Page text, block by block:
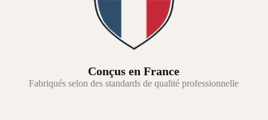
Conçus en France
Fabriqués selon des standards de qualité professionnelle